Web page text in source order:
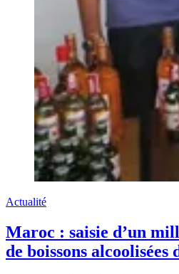
Actualité
Maroc : saisie d’un
de boissons alcoolisées